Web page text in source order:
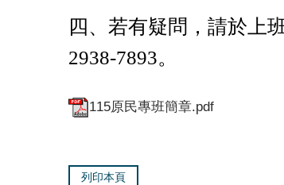
四、若有疑問，請於上
2938-7893。
115原民專班簡章.pdf
列印本頁